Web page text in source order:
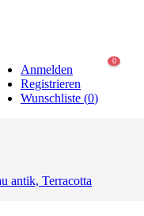
Anmelden
Registrieren
Wunschliste (0)
0
antik, Terracotta